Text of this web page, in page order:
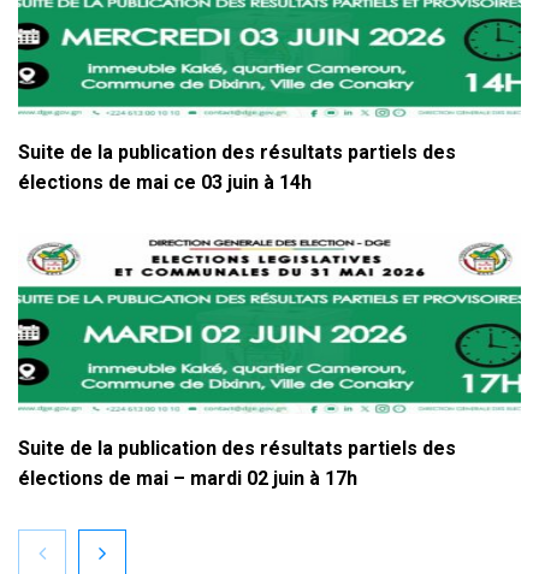
Suite de la publication des résultats partiels des
élections de mai ce 03 juin à 14h
Suite de la publication des résultats partiels des
élections de mai – mardi 02 juin à 17h